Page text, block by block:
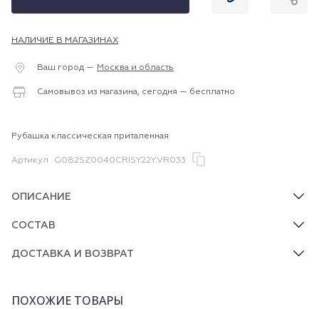
НАЛИЧИЕ В МАГАЗИНАХ
Ваш город — Москва и область
Самовывоз из магазина, сегодня — бесплатно
Рубашка классическая приталенная
Артикул G082SZ0040CRISY22Y.VR033
ОПИСАНИЕ
СОСТАВ
ДОСТАВКА И ВОЗВРАТ
ПОХОЖИЕ ТОВАРЫ